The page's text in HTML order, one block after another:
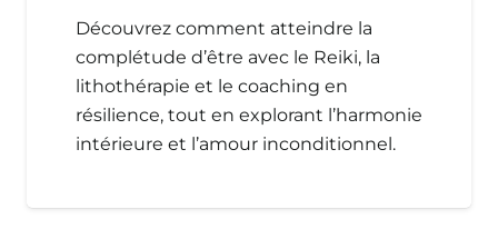
Découvrez comment atteindre la
complétude d’être avec le Reiki, la
lithothérapie et le coaching en
résilience, tout en explorant l’harmonie
intérieure et l’amour inconditionnel.